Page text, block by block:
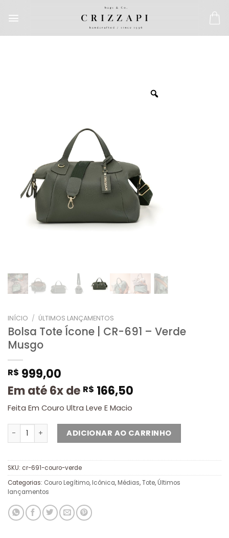
INÍCIO / ÚLTIMOS LANÇAMENTOS
Bolsa Tote Ícone | CR-691 – Verde
Musgo
R$ 999,00
Em até 6x de R$ 166,50
Feita Em Couro Ultra Leve E Macio
ADICIONAR AO CARRINHO
SKU: cr-691-couro-verde
Categorias: Couro Legítimo, Icônica, Médias,Tote, Últimos
lançamentos